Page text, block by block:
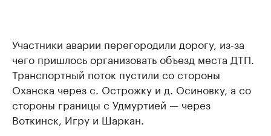
Участники аварии перегородили дорогу, из-за
чего пришлось организовать объезд места ДТП.
Транспортный поток пустили со стороны
Оханска через с. Острожку и д. Осиновку, а со
стороны границы с Удмуртией — через
Воткинск, Игру и Шаркан.